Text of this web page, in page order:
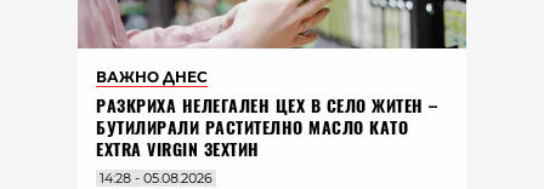
ВАЖНО ДНЕС
РАЗКРИХА НЕЛЕГАЛЕН ЦЕХ В СЕЛО ЖИТЕН –
БУТИЛИРАЛИ РАСТИТЕЛНО МАСЛО КАТО
EXTRA VIRGIN ЗЕХТИН
14:28 - 05.08.2026